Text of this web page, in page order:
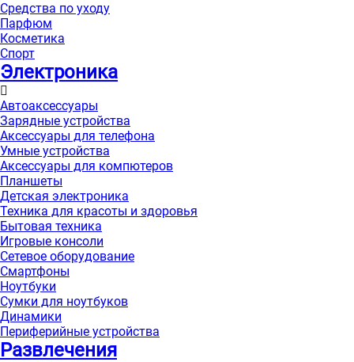
Средства по уходу
Парфюм
Косметика
Спорт
Электроника
Автоаксессуары
Зарядные устройства
Аксессуары для телефона
Умные устройства
Аксессуары для компютеров
Планшеты
Детская электроника
Техника для красоты и здоровья
Бытовая техника
Игровые консоли
Сетевое оборудование
Смартфоны
Ноутбуки
Сумки для ноутбуков
Динамики
Периферийные устройства
Развлечения